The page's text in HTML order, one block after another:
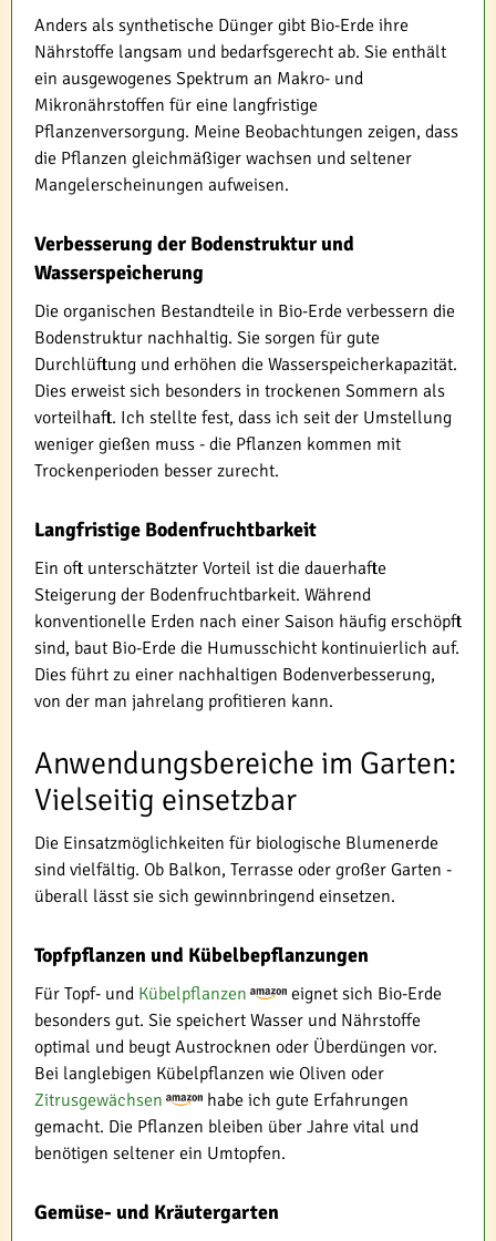
Anders als synthetische Dünger gibt Bio-Erde ihre
Nährstoffe langsam und bedarfsgerecht ab. Sie enthält
ein ausgewogenes Spektrum an Makro- und
Mikronährstoffen für eine langfristige
Pflanzenversorgung. Meine Beobachtungen zeigen, dass
die Pflanzen gleichmäßiger wachsen und seltener
Mangelerscheinungen aufweisen.
Verbesserung der Bodenstruktur und
Wasserspeicherung
Die organischen Bestandteile in Bio-Erde verbessern die
Bodenstruktur nachhaltig. Sie sorgen für gute
Durchlüftung und erhöhen die Wasserspeicherkapazität.
Dies erweist sich besonders in trockenen Sommern als
vorteilhaft. Ich stellte fest, dass ich seit der Umstellung
weniger gießen muss - die Pflanzen kommen mit
Trockenperioden besser zurecht.
Langfristige Bodenfruchtbarkeit
Ein oft unterschätzter Vorteil ist die dauerhafte
Steigerung der Bodenfruchtbarkeit. Während
konventionelle Erden nach einer Saison häufig erschöpft
sind, baut Bio-Erde die Humusschicht kontinuierlich auf.
Dies führt zu einer nachhaltigen Bodenverbesserung,
von der man jahrelang profitieren kann.
Anwendungsbereiche im Garten:
Vielseitig einsetzbar
Die Einsatzmöglichkeiten für biologische Blumenerde
sind vielfältig. Ob Balkon, Terrasse oder großer Garten -
überall lässt sie sich gewinnbringend einsetzen.
Topfpflanzen und Kübelbepflanzungen
Für Topf- und Kübelpflanzen
eignet sich Bio-Erde
besonders gut. Sie speichert Wasser und Nährstoffe
optimal und beugt Austrocknen oder Überdüngen vor.
Bei langlebigen Kübelpflanzen wie Oliven oder
Zitrusgewächsen
habe ich gute Erfahrungen
gemacht. Die Pflanzen bleiben über Jahre vital und
benötigen seltener ein Umtopfen.
Gemüse- und Kräutergarten